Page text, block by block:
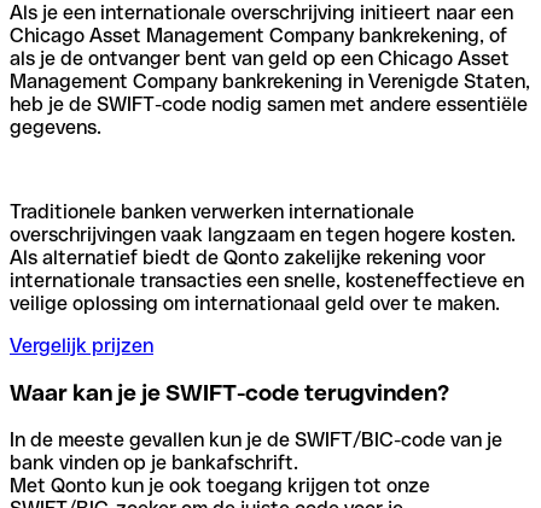
Als je een internationale overschrijving initieert naar een
Chicago Asset Management Company bankrekening, of
als je de ontvanger bent van geld op een Chicago Asset
Management Company bankrekening in Verenigde Staten,
heb je de SWIFT-code nodig samen met andere essentiële
gegevens.
Traditionele banken verwerken internationale
overschrijvingen vaak langzaam en tegen hogere kosten.
Als alternatief biedt de Qonto zakelijke rekening voor
internationale transacties een snelle, kosteneffectieve en
veilige oplossing om internationaal geld over te maken.
Vergelijk prijzen
Waar kan je je SWIFT-code terugvinden?
In de meeste gevallen kun je de SWIFT/BIC-code van je
bank vinden op je bankafschrift.
Met Qonto kun je ook toegang krijgen tot onze